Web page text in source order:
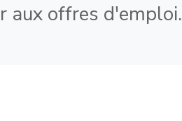
aux offres d'emploi.